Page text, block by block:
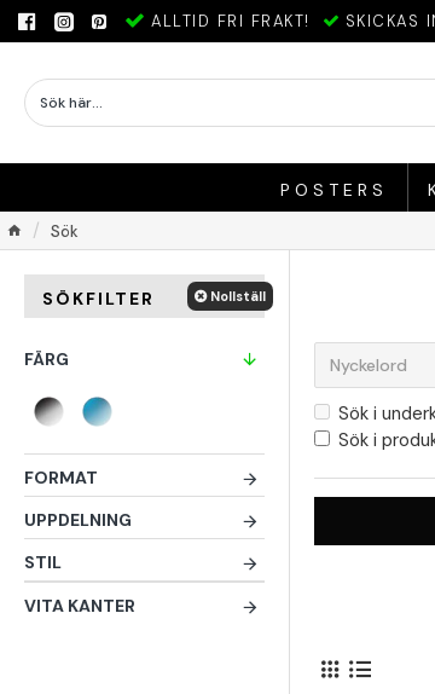
ALLTID FRI FRAKT! SKICKAS
POSTERS
Sök
SÖKFILTER Nollställ
FÄRG
FORMAT
VITA KANTER
UPPDELNING
STIL
Sök i
Sök i